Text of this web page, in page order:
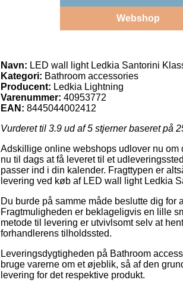
Webshop
Navn: LED wall light Ledkia Santorini
Kategori: Bathroom accessories
Producent: Ledkia Lightning
Varenummer: 40953772
EAN: 8445044002412
Vurderet til 3.9 ud af 5 stjerner baseret på
Adskillige online webshops udlover nu om
nu til dags at få leveret til et
passer ind i din kalender. Fragttypen er
levering ved køb af LED wall light Ledkia
Du burde på samme måde beslutte dig
Fragtmuligheden er beklageligvis en lille
metode til levering er utvivlsomt selv at
forhandlerens tilholdssted.
Leveringsdygtigheden på Bathroom
bruge varerne om et øjeblik, så af den
levering for det respektive produkt.